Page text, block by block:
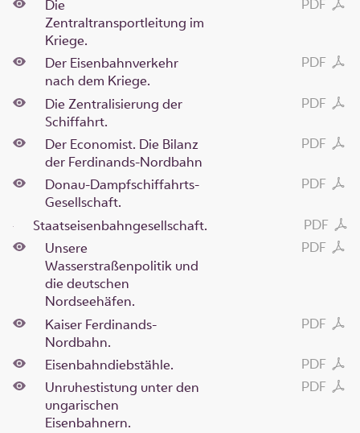
PDF
Die
Zentraltransportleitung im
Kriege.
PDF
Der Eisenbahnverkehr
nach dem Kriege.
PDF
Die Zentralisierung der
Schiffahrt.
PDF
Der Economist. Die Bilanz
der Ferdinands-Nordbahn
PDF
Donau-Dampfschiffahrts-
Gesellschaft.
PDF
Staatseisenbahngesellschaft.
PDF
Unsere
Wasserstraßenpolitik und
die deutschen
Nordseehäfen.
PDF
Kaiser Ferdinands-
Nordbahn.
PDF
Eisenbahndiebstähle.
PDF
Unruhestistung unter den
ungarischen
Eisenbahnern.